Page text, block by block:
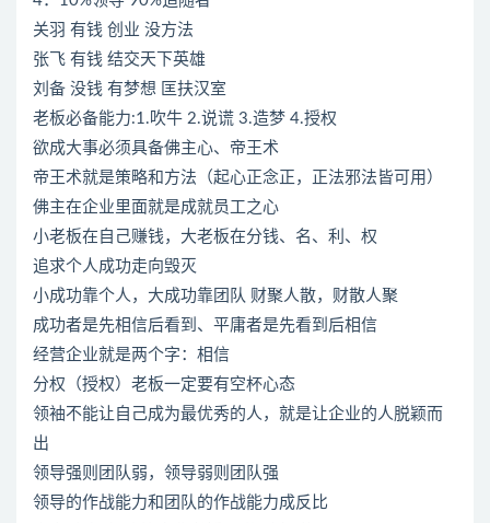
关羽 有钱 创业 没方法
张飞 有钱 结交天下英雄
刘备 没钱 有梦想 匡扶汉室
老板必备能力:1.吹牛 2.说谎 3.造梦 4.授权
欲成大事必须具备佛主心、帝王术
帝王术就是策略和方法（起心正念正，正法邪法皆可用）
佛主在企业里面就是成就员工之心
小老板在自己赚钱，大老板在分钱、名、利、权
追求个人成功走向毁灭
小成功靠个人，大成功靠团队 财聚人散，财散人聚
成功者是先相信后看到、平庸者是先看到后相信
经营企业就是两个字：相信
分权（授权）老板一定要有空杯心态
领袖不能让自己成为最优秀的人，就是让企业的人脱颖而
出
领导强则团队弱，领导弱则团队强
领导的作战能力和团队的作战能力成反比